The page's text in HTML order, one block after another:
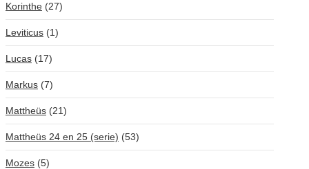
Korinthe (27)
Leviticus (1)
Lucas (17)
Markus (7)
Mattheüs (21)
Mattheüs 24 en 25 (serie) (53)
Mozes (5)